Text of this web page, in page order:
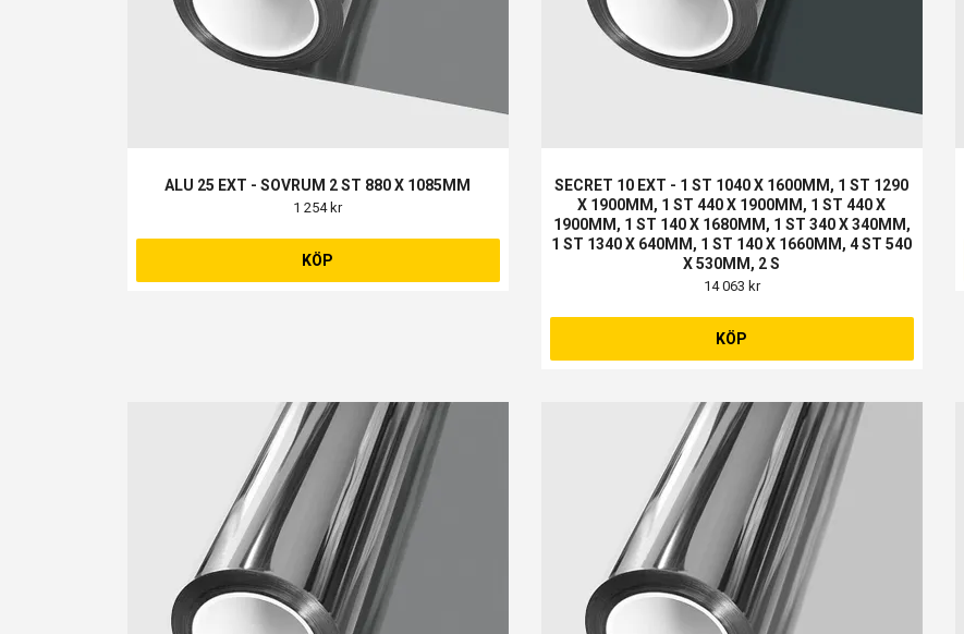
ALU 25 EXT - SOVRUM 2 ST 880 X 1085MM
1 254 kr
KÖP
SECRET 10 EXT - 1 ST 1040 X 1600MM, 1 ST 1290
X 1900MM, 1 ST 440 X 1900MM, 1 ST 440 X
1900MM, 1 ST 140 X 1680MM, 1 ST 340 X 340MM,
1 ST 1340 X 640MM, 1 ST 140 X 1660MM, 4 ST 540
X 530MM, 2 S
14 063 kr
KÖP